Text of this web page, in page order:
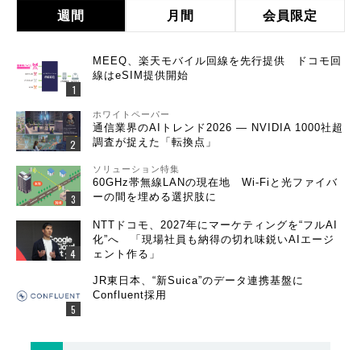
週間 月間 会員限定
MEEQ、楽天モバイル回線を先行提供 ドコモ回
線はeSIM提供開始
ホワイトペーパー
通信業界のAIトレンド2026 ― NVIDIA 1000社超
調査が捉えた「転換点」
ソリューション特集
60GHz帯無線LANの現在地 Wi-Fiと光ファイバ
ーの間を埋める選択肢に
NTTドコモ、2027年にマーケティングを“フルAI
化”へ 「現場社員も納得の切れ味鋭いAIエージ
ェント作る」
JR東日本、“新Suica”のデータ連携基盤に
Confluent採用